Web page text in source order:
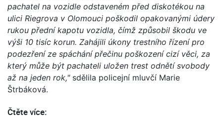
pachatel na vozidle odstaveném před diskotékou na
ulici Riegrova v Olomouci poškodil opakovanými údery
rukou přední kapotu vozidla, čímž způsobil škodu ve
výši 10 tisíc korun. Zahájili úkony trestního řízení pro
podezření ze spáchání přečinu poškození cizí věci, za
který může být pachateli uložen trest odnětí svobody
až na jeden rok,"sdělila policejní mluvčí Marie
Štrbáková.
Čtěte více: